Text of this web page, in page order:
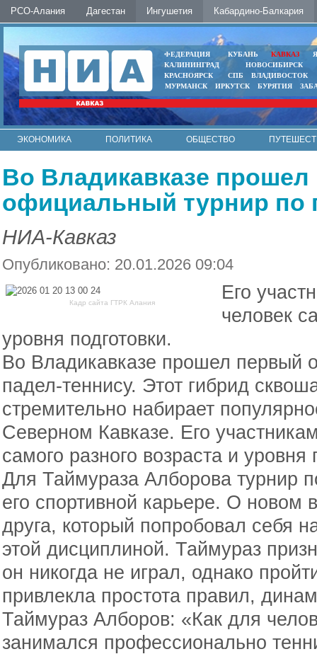
РСО-Алания Дагестан Ингушетия Кабардино-Балкария
ФЕДЕРАЦИЯ КУБАНЬ КАВКАЗ
КАЛИНИНГРАД
НОВОСИБИРСК
КРАСНОЯРСК
СПБ
ВЛАДИВОСТОК
МУРМАНСК
ИРКУТСК БУРЯТИЯ
ЭКОНОМИКА ПОЛИТИКА ОБЩЕСТВО
Во Владикавказе
официальный турнир по
НИА-Кавказ
Опубликовано: 20.01.2026 09:04
Кадр сайта ГТРК Алания
Его
человек
уровня подготовки.
Во Владикавказе прошел первый
падел-теннису. Этот гибрид
стремительно набирает
Северном Кавказе. Его
самого разного возраста и уровня
Для Таймураза Алборова турнир
его спортивной карьере. О новом
друга, который попробовал себя
этой дисциплиной. Таймураз
он никогда не играл, однако
привлекла простота правил,
Таймураз Алборов: «Как для
занимался профессионально